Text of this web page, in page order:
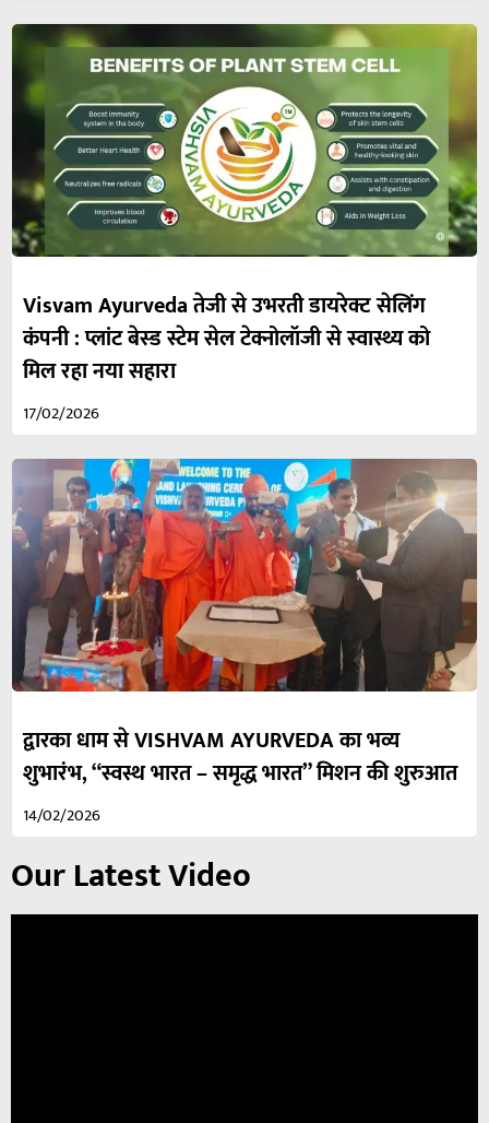
Visvam Ayurveda तेजी से उभरती डायरेक्ट सेलिंग
कंपनी : प्लांट बेस्ड स्टेम सेल टेक्नोलॉजी से स्वास्थ्य को
मिल रहा नया सहारा
17/02/2026
द्वारका धाम से VISHVAM AYURVEDA का भव्य
शुभारंभ, “स्वस्थ भारत – समृद्ध भारत” मिशन की शुरुआत
14/02/2026
Our Latest Video